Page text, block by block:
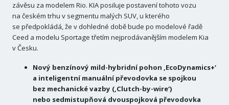
závěsu za modelem Rio. KIA posiluje postavení tohoto vozu
na českém trhu v segmentu malých SUV, u kterého
se předpokládá, že v dohledné době bude po modelové řadě
Ceed a modelu Sportage třetím nejprodávanějším modelem Kia
v Česku.
Nový benzínový mild-hybridní pohon ‚EcoDynamics+‘
a inteligentní manuální převodovka se spojkou
bez mechanické vazby (‚Clutch-by-wire‘)
nebo sedmistupňová dvouspojková převodovka